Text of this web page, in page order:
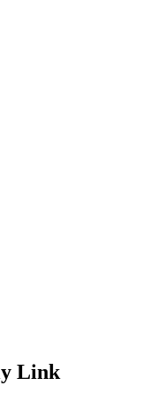
Link